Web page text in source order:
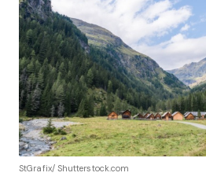
StGrafix/ Shutterstock.com